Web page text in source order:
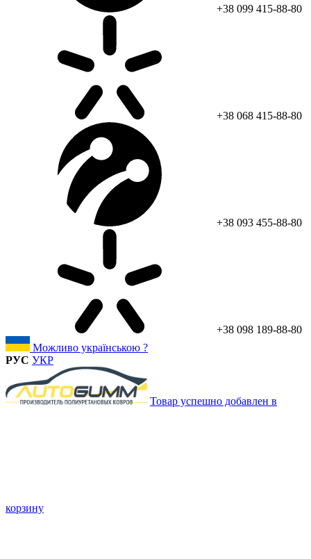
+38 099 415-88-80
+38 068 415-88-80
+38 093 455-88-80
+38 098 189-88-80
Можливо українською ?
РУС УКР
Товар успешно добавлен в
корзину